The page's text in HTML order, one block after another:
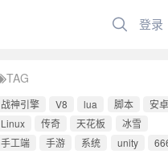
登录
TAG
战神引擎 V8 lua 脚本
安卓
Linux
传奇 天花板
冰雪
手工端
手游 系统 unity